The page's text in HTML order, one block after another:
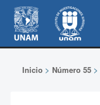
Inicio> Número 55>